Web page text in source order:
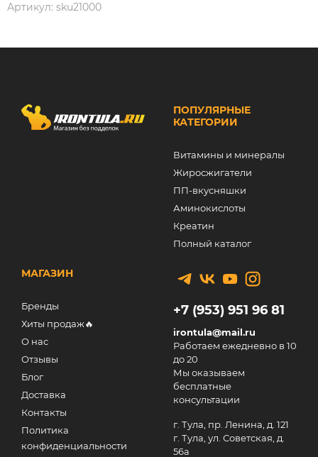
Артикул: sku21000
ПОПУЛЯРНЫЕ
КАТЕГОРИИ
Витамины и минералы
Жиросжигатели
ПП-вкусняшки
Аминокислоты
Креатин
Полный каталог
МАГАЗИН
Бренды
Хиты продаж🔥
О нас
Отзывы
Блог
Доставка
Контакты
Политика
конфиденциальности
+7 (953) 951 96 81
irontula@mail.ru
Работаем ежедневно в 10
до 20
Мы оказываем
бесплатные
консультации
г. Тула, пр. Ленина, д. 121
г. Тула, ул. Советская, д.
56а